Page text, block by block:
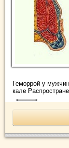
Геморрой у
кале